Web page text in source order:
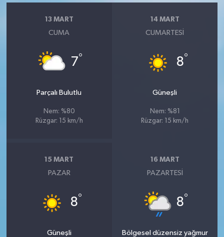
13 MART
CUMA
7°
Parçalı Bulutlu
Nem: %80
Rüzgar: 15 km/h
14 MART
CUMARTESI
8°
Güneşli
Nem: %81
Rüzgar: 15 km/h
15 MART
PAZAR
8°
Güneşli
16 MART
PAZARTESI
8°
Bölgesel düzensiz yağmur